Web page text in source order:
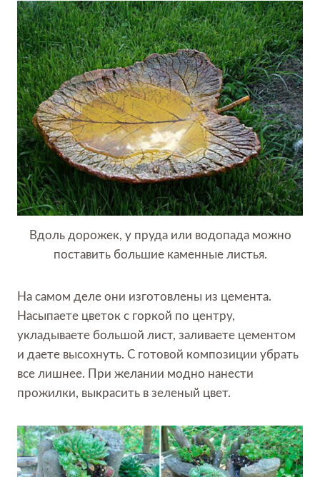
Вдоль дорожек, у пруда или водопада можно
поставить большие каменные листья.
На самом деле они изготовлены из цемента.
Насыпаете цветок с горкой по центру,
укладываете большой лист, заливаете цементом
и даете высохнуть. С готовой композиции убрать
все лишнее. При желании модно нанести
прожилки, выкрасить в зеленый цвет.